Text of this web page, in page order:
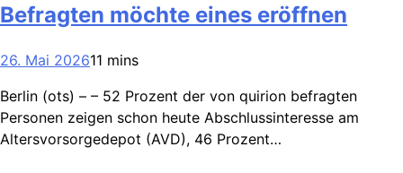
Befragten möchte eines eröffnen
26. Mai 202611 mins
Berlin (ots) – – 52 Prozent der von quirion befragten
Personen zeigen schon heute Abschlussinteresse am
Altersvorsorgedepot (AVD), 46 Prozent…